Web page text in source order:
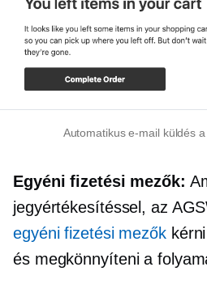
Automatikus e-mail küldés
Egyéni fizetési mezők:
jegyértékesítéssel, az
egyéni fizetési mezőkkérni
és megkönnyíteni a